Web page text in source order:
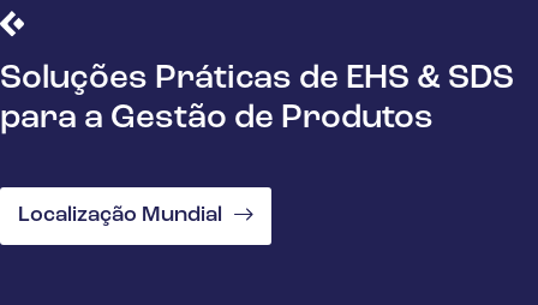
Soluções Práticas de EHS & SDS
para a Gestão de Produtos
Localização Mundial